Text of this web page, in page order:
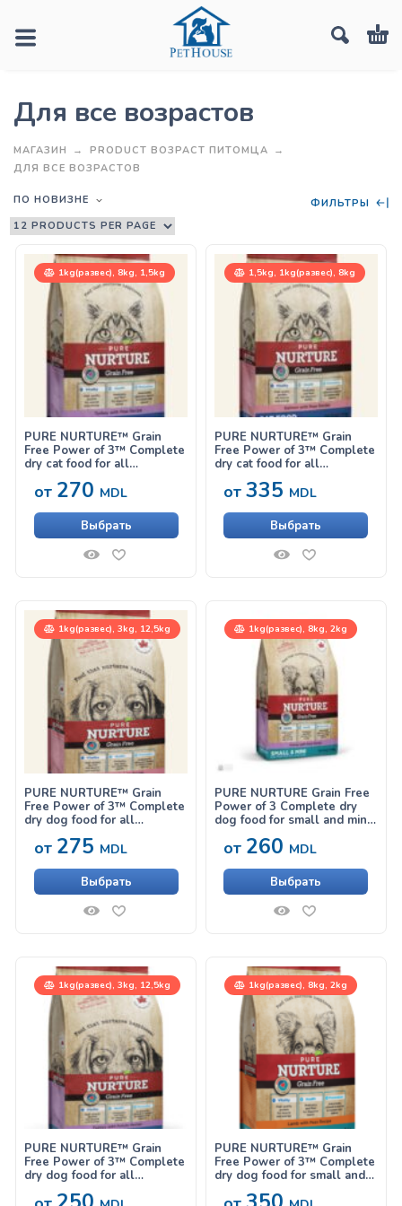
Для все возрастов
МАГАЗИН
PRODUCT ВОЗРАСТ ПИТОМЦА
ДЛЯ ВСЕ ВОЗРАСТОВ
ПО НОВИЗНЕ ФИЛЬТРЫ
1kg(развес), 8kg, 1,5kg
PURE NURTURE™ Grain
Free Power of 3™ Complete
dry cat food for all
with peas, сухой корм с
всех стадиях жизни
от 270 MDL
Выбрать
1,5kg, 1kg(развес), 8kg
PURE NURTURE™ Grain
Free Power of 3™ Complete
dry cat food for all
with peas, сухой корм с
всех стадиях жизни
от335 MDL
Выбрать
1kg(развес), 3kg, 12,5kg
PURE NURTURE™ Grain
Free Power of 3™ Complete
dry dog food for all
with potato, сухой корм с
собак на всех стадиях
жизни
от 275 MDL
Выбрать
1kg(развес), 8kg, 2kg
PURE NURTURE Grain Free
Power of 3 Complete dry
dog food for small and mini
grains turkey with peas,
собак мелких пород на
всех стадиях жизни
от 260 MDL
Выбрать
1kg(развес), 3kg, 12,5kg
PURE NURTURE™ Grain
Free Power of 3™ Complete
dry dog food for all
with potato, сухой корм с
1kg(развес), 8kg, 2kg
PURE NURTURE™ Grain
Free Power of 3™ Complete
dry dog food for small and
lifestages,no grains lamb